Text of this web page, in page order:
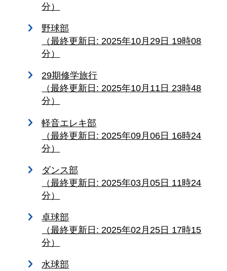
分）
野球部
（最終更新日: 2025年10月29日 19時08
分）
29期修学旅行
（最終更新日: 2025年10月11日 23時48
分）
軽音エレキ部
（最終更新日: 2025年09月06日 16時24
分）
ダンス部
（最終更新日: 2025年03月05日 11時24
分）
卓球部
（最終更新日: 2025年02月25日 17時15
分）
水球部